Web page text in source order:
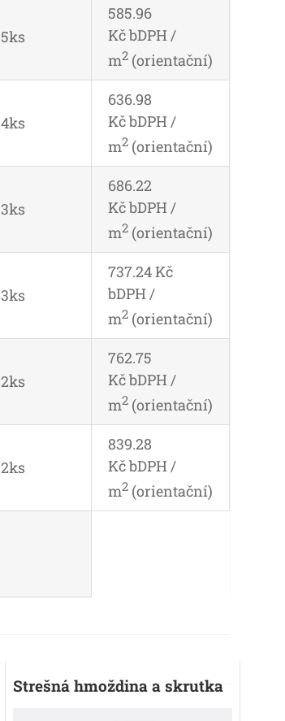
5ks
585.96
Kč bDPH /
m2 (orientační)
4ks
636.98
Kč bDPH /
m2 (orientační)
3ks
686.22
Kč bDPH /
m2 (orientační)
3ks
737.24 Kč
bDPH /
m2 (orientační)
2ks
762.75
Kč bDPH /
m2 (orientační)
2ks
839.28
Kč bDPH /
m2 (orientační)
Strešná hmoždina a skrutka